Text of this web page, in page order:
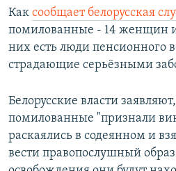
Как сообщает белорусская
помилованные - 14 женщин
них есть люди пенсионного
страдающие серьёзными
Белорусские власти
помилованные "признали
раскаялись в содеянном и
вести правопослушный